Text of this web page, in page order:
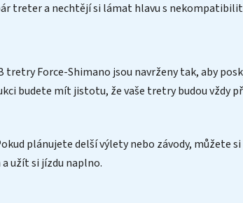
treter a nechtějí si lámat hlavu s
Force-Shimano jsou navrženy tak, aby
budete mít jistotu, že vaše tretry budou vždy
plánujete delší výlety nebo závody, můžete
užít si jízdu naplno.